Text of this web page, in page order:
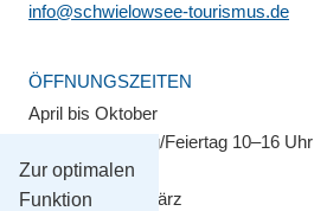
Zur optimalen
Funktion
info@schwielowsee-tourismus.de
ÖFFNUNGSZEITEN
April bis Oktober
Montag–Sonntag/Feiertag 10–16 Uhr
November bis März